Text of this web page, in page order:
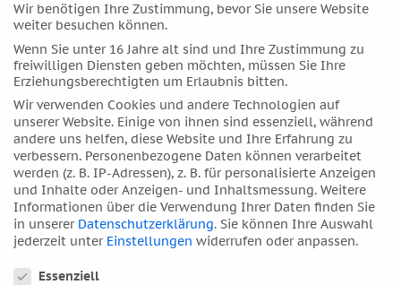
Januar 2019
November 2018
Oktober 2018
September 2018
August 2018
Juli 2018
Juni 2018
Mai 2018
April 2018
März 2018
Wir benötigen Ihre Zustimmung, bevor Sie unsere Website
weiter besuchen können.
Wenn Sie unter 16 Jahre alt sind und Ihre Zustimmung zu
freiwilligen Diensten geben möchten, müssen Sie Ihre
Erziehungsberechtigten um Erlaubnis bitten.
Wir verwenden Cookies und andere Technologien auf
unserer Website. Einige von ihnen sind essenziell, während
andere uns helfen, diese Website und Ihre Erfahrung zu
verbessern. Personenbezogene Daten können verarbeitet
werden (z. B. IP-Adressen), z. B. für personalisierte Anzeigen
und Inhalte oder Anzeigen- und Inhaltsmessung. Weitere
Informationen über die Verwendung Ihrer Daten finden Sie
in unserer Datenschutzerklärung. Sie können Ihre Auswahl
jederzeit unter Einstellungen widerrufen oder anpassen.
Essenziell